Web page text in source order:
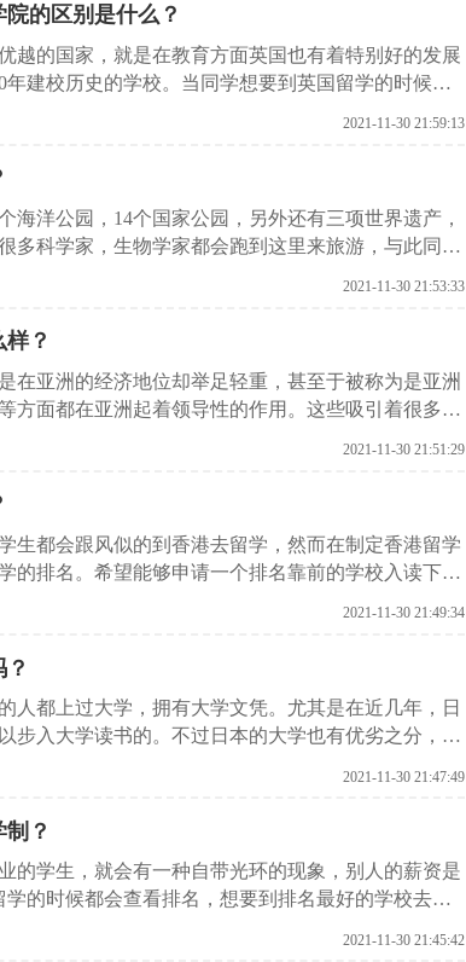
的区别是什么？
越的国家，就是在教育方面英国也有着特别好的发展
建校历史的学校。当同学想要到英国留学的时候，
1位的学校，这到底是真的吗？这里启德留学网就
2021-11-30 21:59:13
洋公园，14个国家公园，另外还有三项世界遗产，
多科学家，生物学家都会跑到这里来旅游，与此同时
用闲暇时光旅游各种景点、古迹。然而在留学之前
网就给大家介绍一下新西兰大学排名是什么？
2021-11-30 21:53:33
？
在亚洲的经济地位却举足轻重，甚至于被称为是亚洲
方面都在亚洲起着领导性的作用。这些吸引着很多中
是其他的专业知识，然而在选择新加坡大学的时
大家介绍一下，新加坡大学排名最好的是哪所学
2021-11-30 21:51:29
生都会跟风似的到香港去留学，然而在制定香港留学
的排名。希望能够申请一个排名靠前的学校入读下面
什么？
2021-11-30 21:49:34
人都上过大学，拥有大学文凭。尤其是在近几年，日
步入大学读书的。不过日本的大学也有优劣之分，学
是想要到日本留学，那么大多数学生都希望自己能
一下日本大学排名前10是什么？
2021-11-30 21:47:49
？
的学生，就会有一种自带光环的现象，别人的薪资是
的时候都会查看排名，想要到排名最好的学校去读
大学排名第一的是哪所学校呢？下面就一起来跟随
2021-11-30 21:45:42